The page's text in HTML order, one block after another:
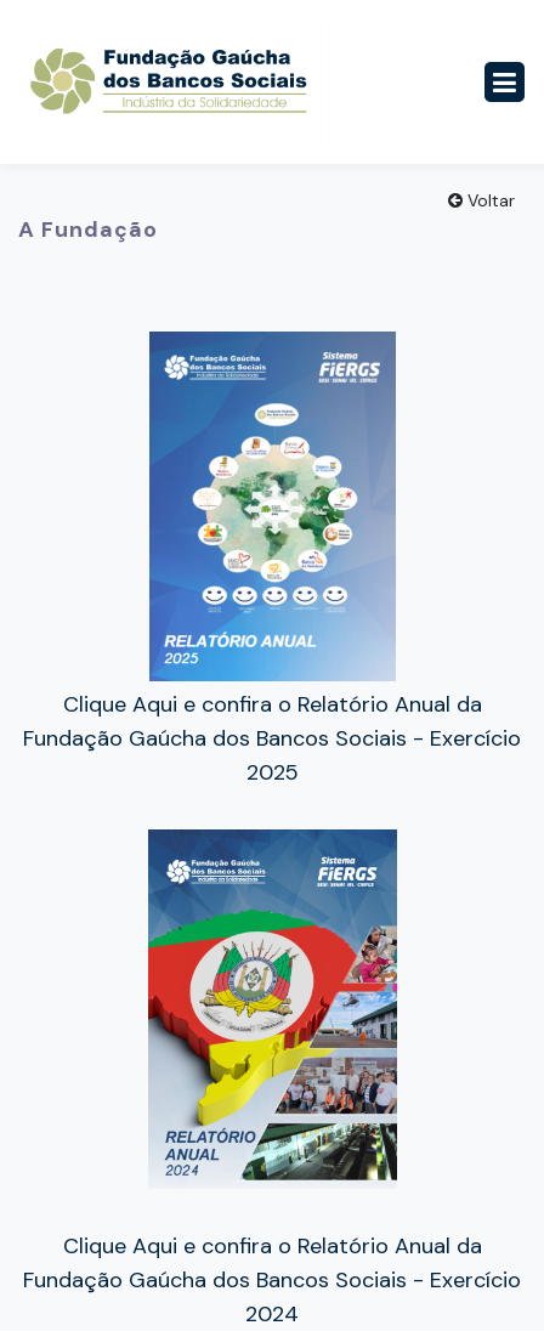
Voltar
A Fundação
Clique Aqui e confira o Relatório Anual da
Fundação Gaúcha dos Bancos Sociais - Exercício
2025
Clique Aqui e confira o Relatório Anual da
Fundação Gaúcha dos Bancos Sociais - Exercício
2024